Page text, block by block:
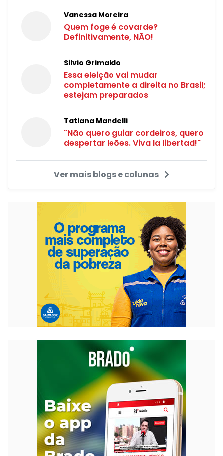
Vanessa Moreira
Quem foge é covarde?
Definitivamente, NÃO!
Silvio Grimaldo
Essa eleição vai mudar
completamente a direita no Brasil;
estejam preparados
Tatiana Mandelli
"Não quero guiar cordeiros, quero
despertar leões. Viva la libertad!"
Ver mais blogs e colunas